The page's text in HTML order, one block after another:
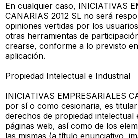
En cualquier caso, INICIATIVAS
CANARIAS 2012 SL no será
opiniones vertidas por los
otras herramientas de
crearse, conforme a lo previsto
aplicación.
Propiedad Intelectual e Industrial
INICIATIVAS EMPRESARIALES
por sí o como cesionaria, es
derechos de propiedad intelectual
páginas web, así como de los
las mismas (a título enunciativo,